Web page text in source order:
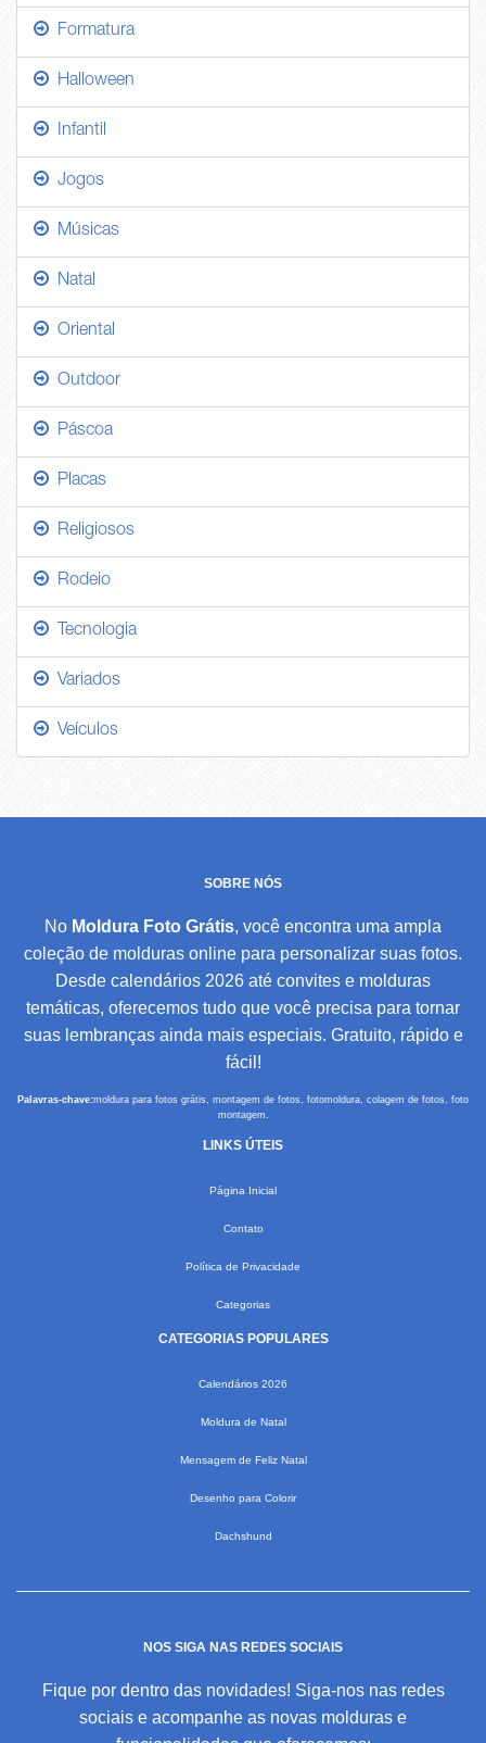
Formatura
Halloween
Infantil
Jogos
Músicas
Natal
Oriental
Outdoor
Páscoa
Placas
Religiosos
Rodeio
Tecnologia
Variados
Veículos
SOBRE NÓS
No Moldura Foto Grátis, você encontra uma ampla
coleção de molduras online para personalizar suas fotos.
Desde calendários 2026 até convites e molduras
temáticas, oferecemos tudo que você precisa para tornar
suas lembranças ainda mais especiais. Gratuito, rápido e
fácil!
Palavras-chave:moldura para fotos grátis, montagem de fotos, fotomoldura, colagem de fotos, foto
montagem.
LINKS ÚTEIS
Página Inicial
Contato
Política de Privacidade
Categorias
CATEGORIAS POPULARES
Calendários 2026
Moldura de Natal
Mensagem de Feliz Natal
Desenho para Colorir
Dachshund
NOS SIGA NAS REDES SOCIAIS
Fique por dentro das novidades! Siga-nos nas redes
sociais e acompanhe as novas molduras e